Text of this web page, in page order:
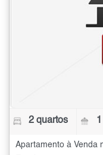
2 quartos
Apartamento à Venda